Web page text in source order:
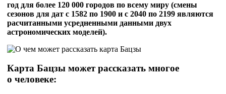
год для более 120 000 городов по всему миру (смены
сезонов для дат с 1582 по 1900 и с 2040 по 2199 являются
расчитанными усредненными данными двух
астрономических моделей).
Карта Бацзы может рассказать многое
о человеке: